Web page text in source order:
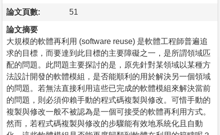
論文頁數: 51
論文摘要
大規模的軟體再利用 (software reuse) 是軟體工程師普遍追
求的目標，而要達到此目標的主要障礙之一，是所謂領域匹
配的問題。此問題主要探討的是，原先針對某領域以某種方
法設計開發的軟體模組，是否能順利的用於解決另一個領域
的問題。若無法直接利用這些已完成的軟體模組來解決當前
的問題，則必須仰賴手動的程式碼複製與修改。可惜手動的
複製與修改一般不被認為是一個可接受的軟體再利用方式。
然而，若程式碼複製與修改的步驟能有效地系統化且自動